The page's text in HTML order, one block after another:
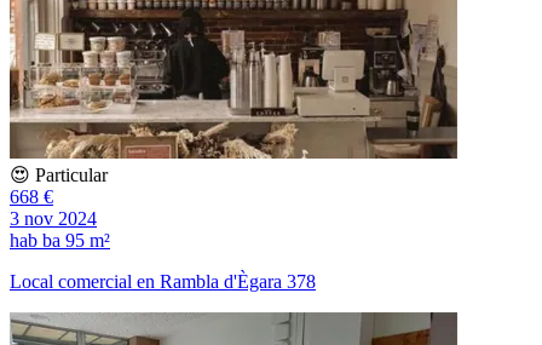
😍 Particular
668 €
3 nov 2024
hab ba 95 m²
Local comercial en Rambla d'Ègara 378